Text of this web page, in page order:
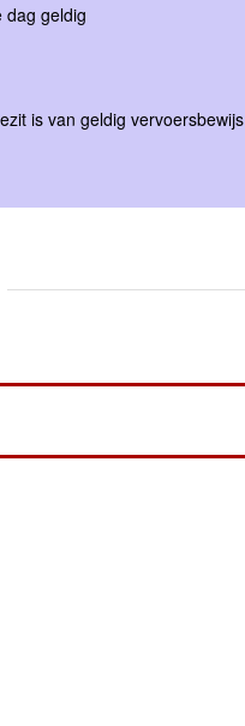
dag geldig
is van geldig vervoersbewijs